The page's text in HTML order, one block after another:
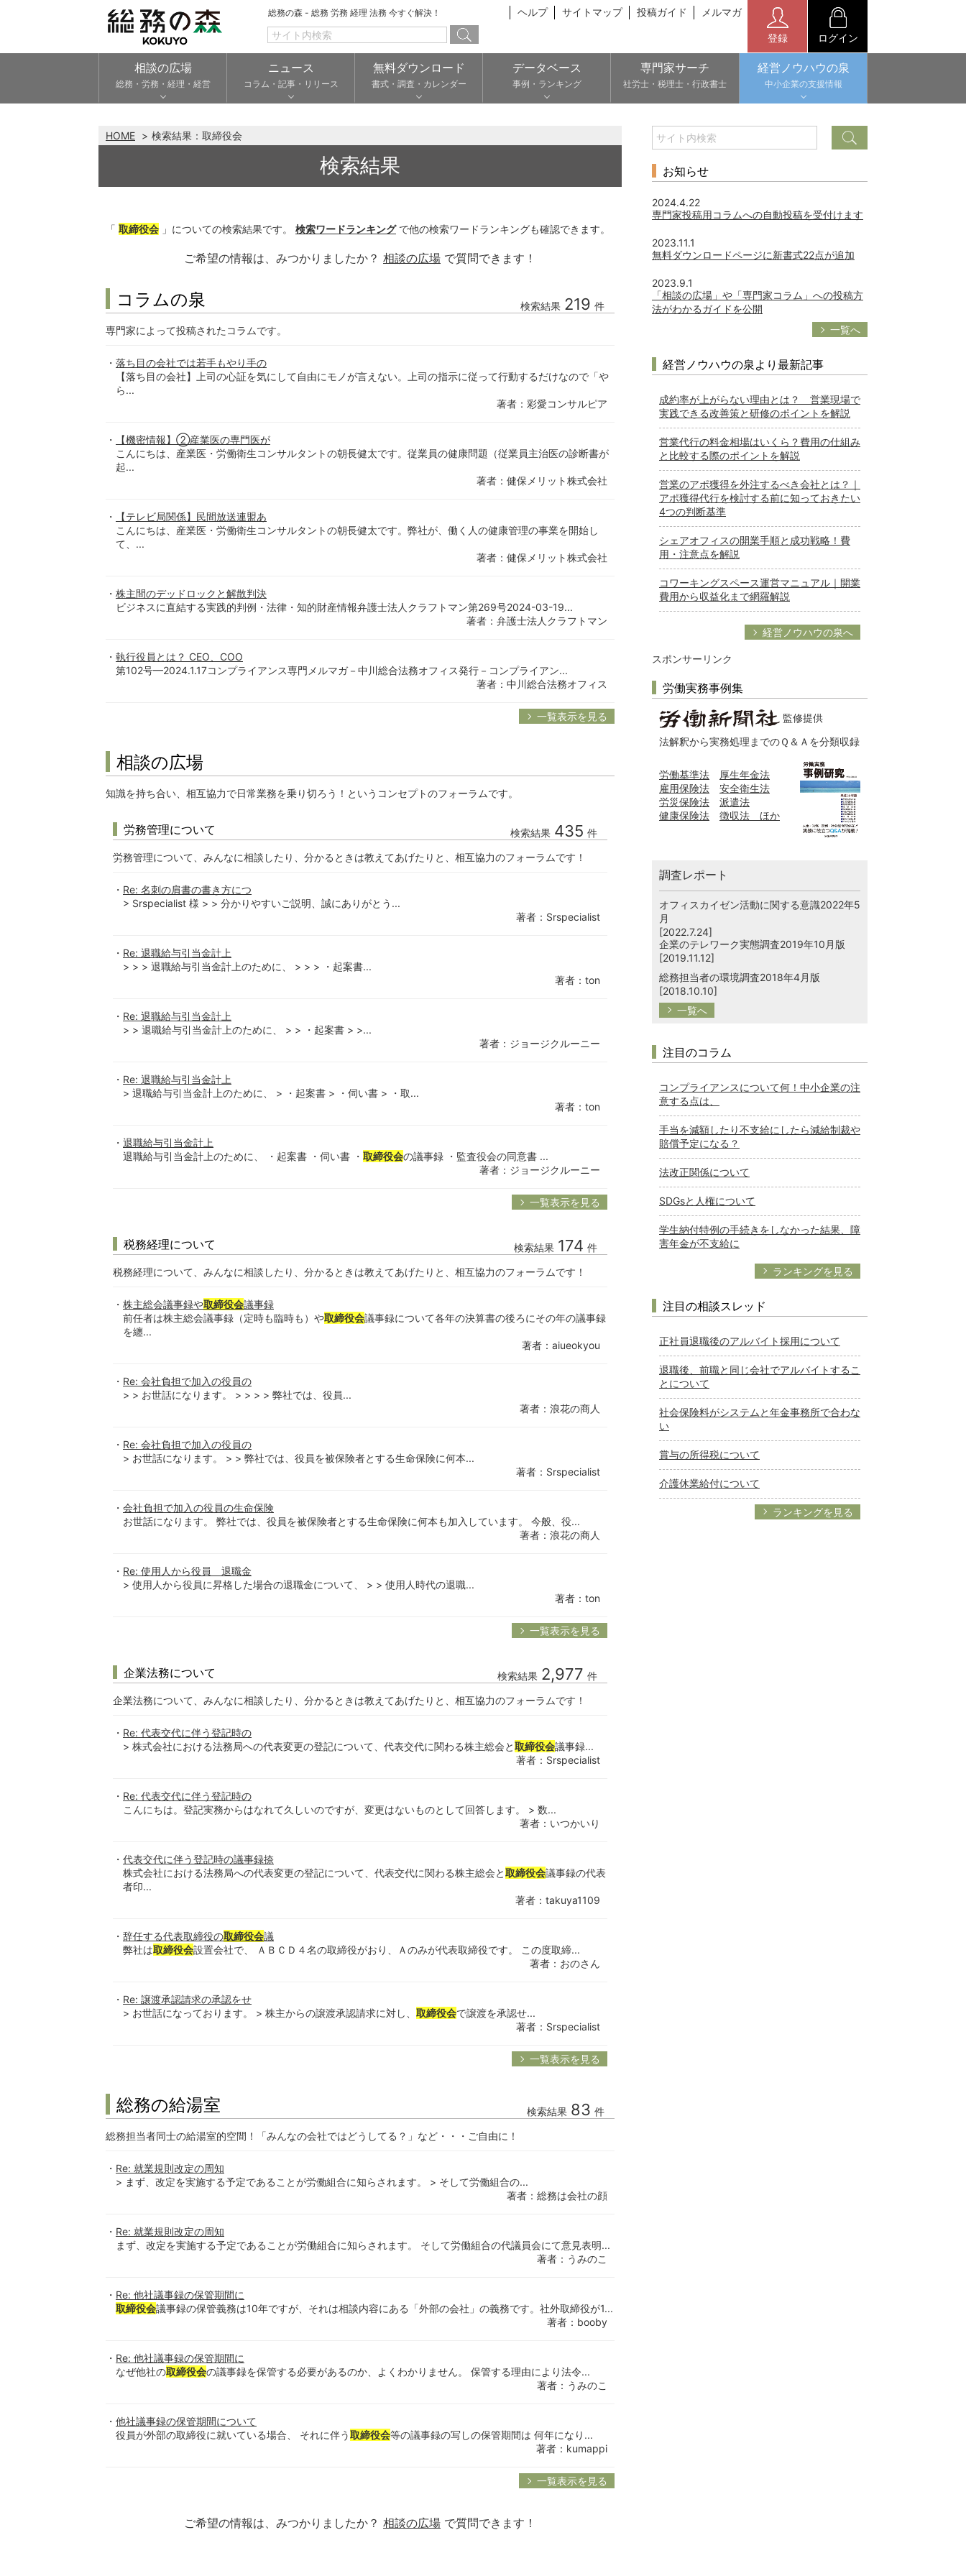
総務の森 - 総務 労務 経理 法務 今すぐ解決！ ヘルプ サイトマップ 投稿ガイド メルマガ
登録 ログイン
相談の広場
総務・労務・経理・経営
ニュース
コラム・記事・リリース
無料ダウンロード
書式・調査・カレンダー
データベース
事例・ランキング
専門家サーチ
社労士・税理士・行政書士
経営ノウハウの泉
中小企業の支援情報
HOME 検索結果： 取締役会
検索結果
「 取締役会 」についての検索結果です。 検索ワードランキングで他の検索ワードランキングも確認できます。
ご希望の情報は、みつかりましたか？ 相談の広場 で質問できます！
コラムの泉 検索結果 219 件
専門家によって投稿されたコラムです。
落ち目の会社では若手もやり手の
【落ち目の会社】上司の心証を気にして自由にモノが言えない。上司の指示に従って行動するだけなので「や
ら...
著者：彩愛コンサルピア
【機密情報】②産業医の専門医が
こんにちは、産業医・労働衛生コンサルタントの朝長健太です。従業員の健康問題（従業員主治医の診断書が
起...
著者：健保メリット株式会社
【テレビ局関係】民間放送連盟あ
こんにちは、産業医・労働衛生コンサルタントの朝長健太です。弊社が、働く人の健康管理の事業を開始し
て、...
著者：健保メリット株式会社
株主間のデッドロックと解散判決
ビジネスに直結する実践的判例・法律・知的財産情報弁護士法人クラフトマン第269号2024-03-19...
著者：弁護士法人クラフトマン
執行役員とは？ CEO、COO
第102号━2024.1.17コンプライアンス専門メルマガ－中川総合法務オフィス発行－コンプライアン...
著者：中川総合法務オフィス
一覧表示を見る
相談の広場
知識を持ち合い、相互協力で日常業務を乗り切ろう！というコンセプトのフォーラムです。
労務管理について 検索結果 435 件
労務管理について、みんなに相談したり、分かるときは教えてあげたりと、相互協力のフォーラムです！
Re: 名刺の肩書の書き方につ
> Srspecialist 様 > > 分かりやすいご説明、誠にありがとう...
著者：Srspecialist
Re: 退職給与引当金計上
> > > 退職給与引当金計上のために、 > > > ・起案書...
著者：ton
Re: 退職給与引当金計上
> > 退職給与引当金計上のために、 > > ・起案書 > >...
著者：ジョージクルーニー
Re: 退職給与引当金計上
> 退職給与引当金計上のために、 > ・起案書 > ・伺い書 > ・取...
著者：ton
退職給与引当金計上
退職給与引当金計上のために、 ・起案書 ・伺い書 ・ 取締役会の議事録 ・監査役会の同意書 ...
著者：ジョージクルーニー
一覧表示を見る
税務経理について 検索結果 174 件
税務経理について、みんなに相談したり、分かるときは教えてあげたりと、相互協力のフォーラムです！
株主総会議事録や取締役会議事録
前任者は株主総会議事録（定時も臨時も）や取締役会議事録について各年の決算書の後ろにその年の議事録
を纏...
著者：aiueokyou
Re: 会社負担で加入の役員の
> > お世話になります。 > > > > 弊社では、役員...
著者：浪花の商人
Re: 会社負担で加入の役員の
> お世話になります。 > > 弊社では、役員を被保険者とする生命保険に何本...
著者：Srspecialist
会社負担で加入の役員の生命保険
お世話になります。 弊社では、役員を被保険者とする生命保険に何本も加入しています。 今般、役...
著者：浪花の商人
Re: 使用人から役員 退職金
> 使用人から役員に昇格した場合の退職金について、 > > 使用人時代の退職...
著者：ton
一覧表示を見る
企業法務について 検索結果 2,977 件
企業法務について、みんなに相談したり、分かるときは教えてあげたりと、相互協力のフォーラムです！
Re: 代表交代に伴う登記時の
> 株式会社における法務局への代表変更の登記について、代表交代に関わる株主総会と取締役会議事録...
著者：Srspecialist
Re: 代表交代に伴う登記時の
こんにちは。登記実務からはなれて久しいのですが、変更はないものとして回答します。 > 数...
著者：いつかいり
代表交代に伴う登記時の議事録捺
株式会社における法務局への代表変更の登記について、代表交代に関わる株主総会と取締役会議事録の代表
者印...
著者：takuya1109
辞任する代表取締役の取締役会議
弊社は取締役会設置会社で、 ＡＢＣＤ４名の取締役がおり、Ａのみが代表取締役です。 この度取締...
著者：おのさん
Re: 譲渡承認請求の承認をせ
> お世話になっております。 > 株主からの譲渡承認請求に対し、 取締役会で譲渡を承認せ...
著者：Srspecialist
一覧表示を見る
総務の給湯室 検索結果 83 件
総務担当者同士の給湯室的空間！「みんなの会社ではどうしてる？」など・・・ご自由に！
Re: 就業規則改定の周知
> まず、改定を実施する予定であることが労働組合に知らされます。 > そして労働組合の...
著者：総務は会社の顔
Re: 就業規則改定の周知
まず、改定を実施する予定であることが労働組合に知らされます。 そして労働組合の代議員会にて意見表明...
著者：うみのこ
Re: 他社議事録の保管期間に
取締役会議事録の保管義務は10年ですが、それは相談内容にある「外部の会社」の義務です。社外取締役が1...
著者：booby
Re: 他社議事録の保管期間に
なぜ他社の取締役会の議事録を保管する必要があるのか、よくわかりません。 保管する理由により法令...
著者：うみのこ
他社議事録の保管期間について
役員が外部の取締役に就いている場合、 それに伴う取締役会等の議事録の写しの保管期間は 何年になり...
著者：kumappi
一覧表示を見る
ご希望の情報は、みつかりましたか？ 相談の広場 で質問できます！
お知らせ
2024.4.22
専門家投稿用コラムへの自動投稿を受付けます
2023.11.1
無料ダウンロードページに新書式22点が追加
2023.9.1
「相談の広場」や「専門家コラム」への投稿方
法がわかるガイドを公開
一覧へ
経営ノウハウの泉より最新記事
成約率が上がらない理由とは？ 営業現場で
実践できる改善策と研修のポイントを解説
営業代行の料金相場はいくら？費用の仕組み
と比較する際のポイントを解説
営業のアポ獲得を外注するべき会社とは？｜
アポ獲得代行を検討する前に知っておきたい
4つの判断基準
シェアオフィスの開業手順と成功戦略！費
用・注意点を解説
コワーキングスペース運営マニュアル｜開業
費用から収益化まで網羅解説
経営ノウハウの泉へ
スポンサーリンク
労働実務事例集
監修提供
法解釈から実務処理までのＱ＆Ａを分類収録
労働基準法
厚生年金法
雇用保険法
安全衛生法
労災保険法
派遣法
健康保険法
徴収法 ほか
調査レポート
オフィスカイゼン活動に関する意識2022年5
月
[2022.7.24]
企業のテレワーク実態調査2019年10月版
[2019.11.12]
総務担当者の環境調査2018年4月版
[2018.10.10]
一覧へ
注目のコラム
コンプライアンスについて何！中小企業の注
意する点は、
手当を減額したり不支給にしたら減給制裁や
賠償予定になる？
法改正関係について
SDGsと人権について
学生納付特例の手続きをしなかった結果、障
害年金が不支給に
ランキングを見る
注目の相談スレッド
正社員退職後のアルバイト採用について
退職後、前職と同じ会社でアルバイトするこ
とについて
社会保険料がシステムと年金事務所で合わな
い
賞与の所得税について
介護休業給付について
ランキングを見る